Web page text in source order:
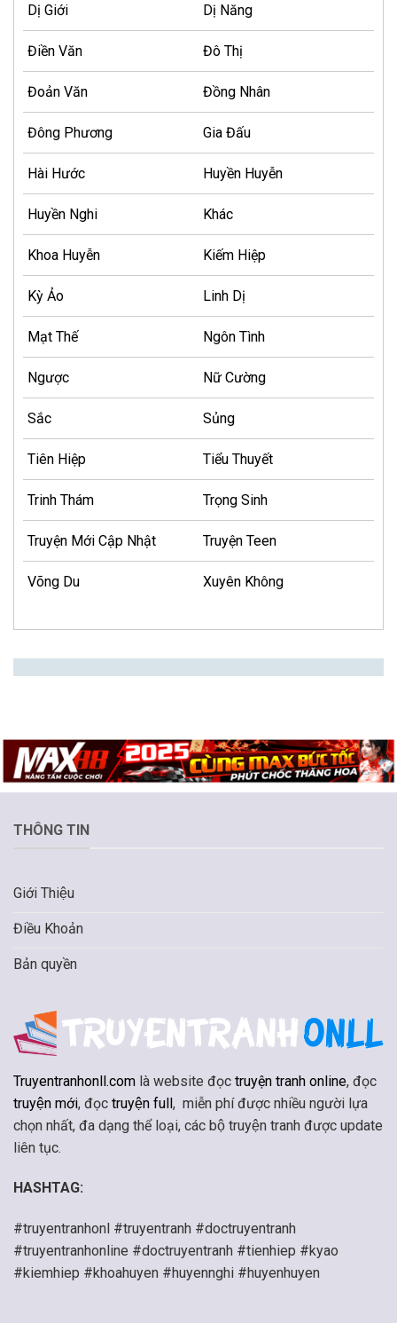
Dị Giới Dị Năng
Điền Văn Đô Thị
Đoản Văn Đồng Nhân
Đông Phương Gia Đấu
Hài Hước Huyền Huyễn
Huyền Nghi Khác
Khoa Huyễn Kiếm Hiệp
Kỳ Ảo Linh Dị
Mạt Thế Ngôn Tình
Ngược Nữ Cường
Sắc Sủng
Tiên Hiệp Tiểu Thuyết
Trinh Thám Trọng Sinh
Truyện Mới Cập Nhật Truyện Teen
Võng Du Xuyên Không
THÔNG TIN
Giới Thiệu
Điều Khoản
Bản quyền
Truyentranhonll.com là website đọc truyện tranh online, đọc
truyện mới, đọc truyện full, miễn phí được nhiều người lựa
chọn nhất, đa dạng thể loại, các bộ truyện tranh được update
liên tục.
HASHTAG:
#truyentranhonl #truyentranh #doctruyentranh
#truyentranhonline #doctruyentranh #tienhiep #kyao
#kiemhiep #khoahuyen #huyennghi #huyenhuyen